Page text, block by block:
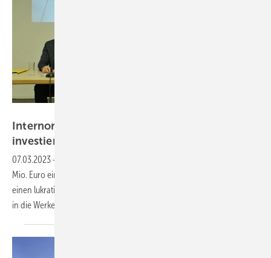
Internorm übertrifft Rekordumsatz und
investiert für den
07.03.2023 -
Mio. Euro ein neues Rekordergebnis. Das Unternehmen rüstet sich für
einen lukrativen Sanierungsmarkt: Bis 2024 werden über 90 Mio. Euro
in die Werke investiert, um den Wachstumskurs zu